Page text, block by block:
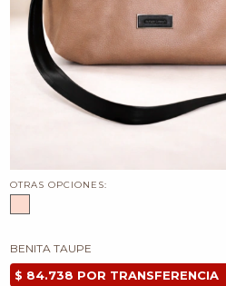
OTRAS OPCIONES:
BENITA TAUPE